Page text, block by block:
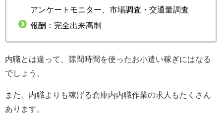
アンケートモニター、市場調査・交通量調査
報酬：完全出来高制
内職とは違って、隙間時間を使ったお小遣い稼ぎにはなる
でしょう。
また、内職よりも稼げる倉庫内内職作業の求人もたくさん
あります。